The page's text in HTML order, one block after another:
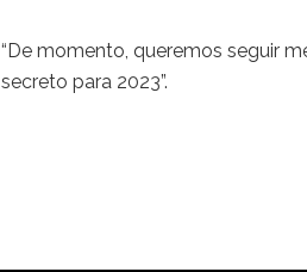
“De momento, queremos seguir
secreto para 2023”.